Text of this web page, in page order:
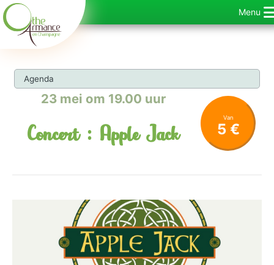
Ga
naar
inhoud
Menu
Agenda
Van
5 €
23 mei om 19.00 uur
Concert : Apple Jack